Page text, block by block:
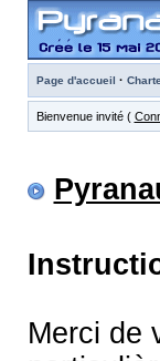
Page d'accueil ·
Bienvenue invité (
Merci de